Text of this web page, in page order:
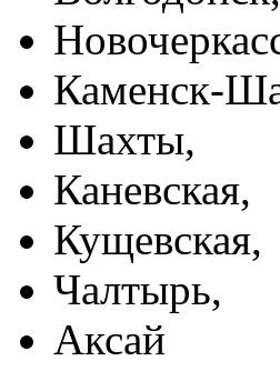
Каменск-
Шахты,
Каневская,
Кущевская,
Чалтырь,
Аксай